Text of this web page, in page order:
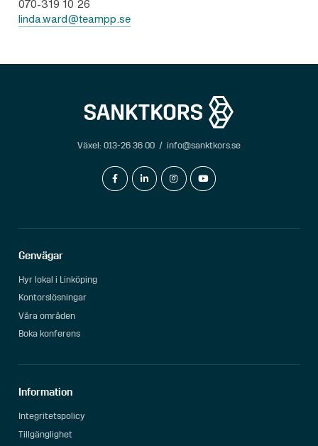
070-319 10 26
linda.ward@teampp.se
Växel: 013-26 36 00 / info@sanktkors.se
facebook-flinkedin-ininstagramyoutube
Genvägar
Hyr lokal i Linköping
Kontorslösningar
Våra områden
Boka konferens
Information
Integritetspolicy
Tillgänglighet